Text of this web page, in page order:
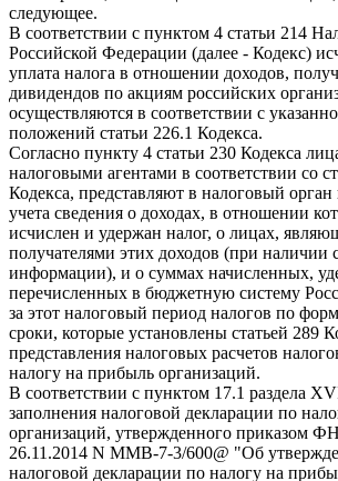
следующее.
В соответствии с пунктом 4 статьи 214
Российской Федерации (далее - Кодекс)
уплата налога в отношении доходов,
дивидендов по акциям российских
осуществляются в соответствии с
положений статьи 226.1 Кодекса.
Согласно пункту 4 статьи 230 Кодекса
налоговыми агентами в соответствии со
Кодекса, представляют в налоговый орган
учета сведения о доходах, в отношении
исчислен и удержан налог, о лицах,
получателями этих доходов (при наличии
информации), и о суммах начисленных,
перечисленных в бюджетную систему
за этот налоговый период налогов по
сроки, которые установлены статьей 289
представления налоговых расчетов
налогу на прибыль организаций.
В соответствии с пунктом 17.1 раздела
заполнения налоговой декларации по
организаций, утвержденного приказом
26.11.2014 N ММВ-7-3/600@ "Об
налоговой декларации по налогу на